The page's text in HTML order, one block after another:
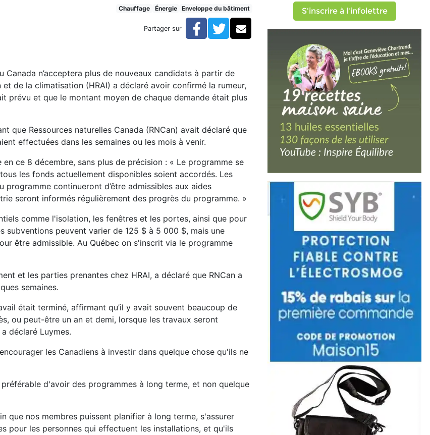
tire à sa finChauffage Énergie Enveloppe du bâtiment
Partager sur Facebook
TwitterCourriel
n’acceptera plus de nouveaux candidats à partir de
de la climatisation (HRAI) a déclaré avoir confirmé la rumeur,
prévu et que le montant moyen de chaque demande était plus
que Ressources naturelles Canada (RNCan) avait déclaré que
effectuées dans les semaines ou les mois à venir.
en ce 8 décembre, sans plus de précision : « Le programme se
les fonds actuellement disponibles soient accordés. Les
continueront d’être admissibles aux aides
seront informés régulièrement des progrès du programme. »
comme l'isolation, les fenêtres et les portes, ainsi que pour
subventions peuvent varier de 125 $ à 5 000 $, mais une
être admissible. Au Québec on s'inscrit via le programme
et les parties prenantes chez HRAI, a déclaré que RNCan a
semaines.
était terminé, affirmant qu’il y avait souvent beaucoup de
ou peut-être un an et demi, lorsque les travaux seront
déclaré Luymes.
les Canadiens à investir dans quelque chose qu'ils ne
d'avoir des programmes à long terme, et non quelque
que nos membres puissent planifier à long terme, s'assurer
pour les personnes qui effectuent les installations, et qu'ils
S'inscrire à l'infolettre